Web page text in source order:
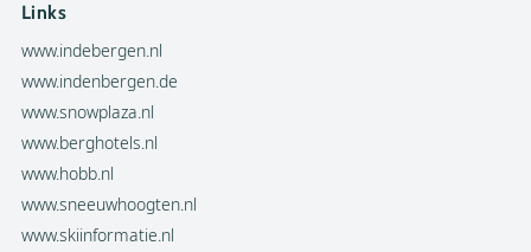
Links
www.indebergen.nl
www.indenbergen.de
www.snowplaza.nl
www.berghotels.nl
www.hobb.nl
www.sneeuwhoogten.nl
www.skiinformatie.nl